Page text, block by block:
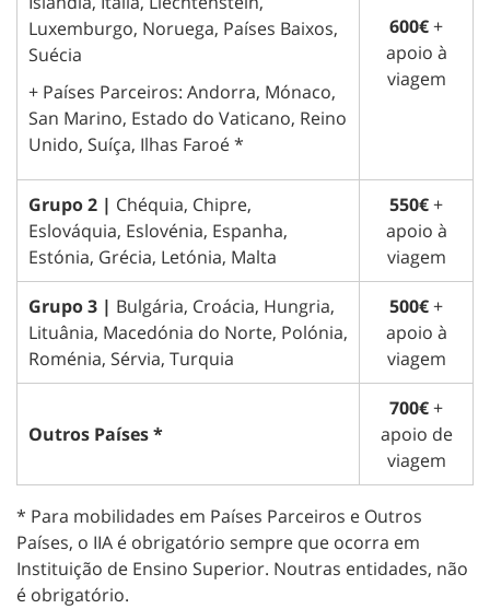
Luxemburgo, Noruega, Países Baixos,
Suécia
+ Países Parceiros: Andorra, Mónaco,
San Marino, Estado do Vaticano, Reino
Unido, Suíça, Ilhas Faroé *
600€+
apoio à
viagem
Grupo 2 | Chéquia, Chipre,
Eslováquia, Eslovénia, Espanha,
Estónia, Grécia, Letónia, Malta
550€+
apoio à
viagem
Grupo 3 | Bulgária, Croácia, Hungria,
Lituânia, Macedónia do Norte, Polónia,
Roménia, Sérvia, Turquia
500€+
apoio à
viagem
Outros Países *
700€+
apoio de
viagem
* Para mobilidades em Países Parceiros e Outros
Países, o IIA é obrigatório sempre que ocorra em
Instituição de Ensino Superior. Noutras entidades, não
é obrigatório.